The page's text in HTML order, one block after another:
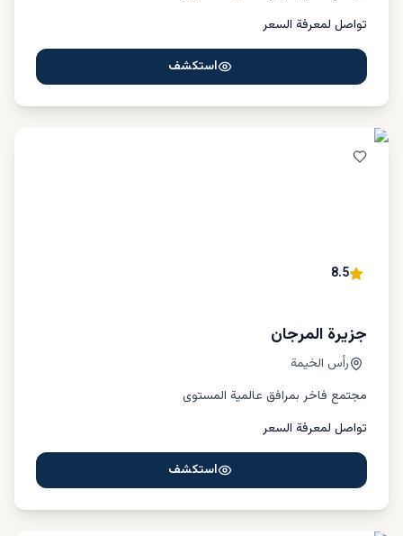
تواصل لمعرفة السعر
استكشف
8.5
جزيرة المرجان
رأس الخيمة
مجتمع فاخر بمرافق عالمية المستوى
تواصل لمعرفة السعر
استكشف